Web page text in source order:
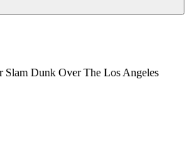
Slam Dunk Over The Los Angeles